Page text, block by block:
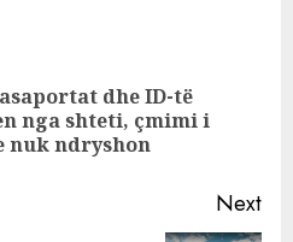
dhe ID-të
nga shteti, çmimi i
nuk ndryshon
Next